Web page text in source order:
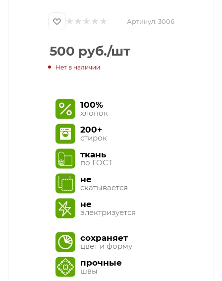
Артикул: 3006
500 руб./шт
Нет в наличии
100%
хлопок
200+
стирок
ткань
по ГОСТ
не
скатывается
не
электризуется
сохраняет
цвет и форму
прочные
швы